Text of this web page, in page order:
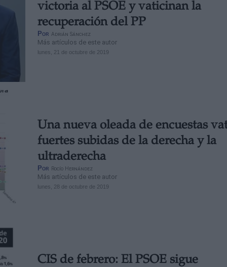
victoria al PSOE y vaticinan la
recuperación del PP
Por Adrián Sánchez
Más artículos de este autor
lunes, 21 de octubre de 2019
Una nueva oleada de encuestas
fuertes subidas de la derecha y la
ultraderecha
Por Rocío Hernández
Más artículos de este autor
lunes, 28 de octubre de 2019
CIS de febrero: El PSOE sigue